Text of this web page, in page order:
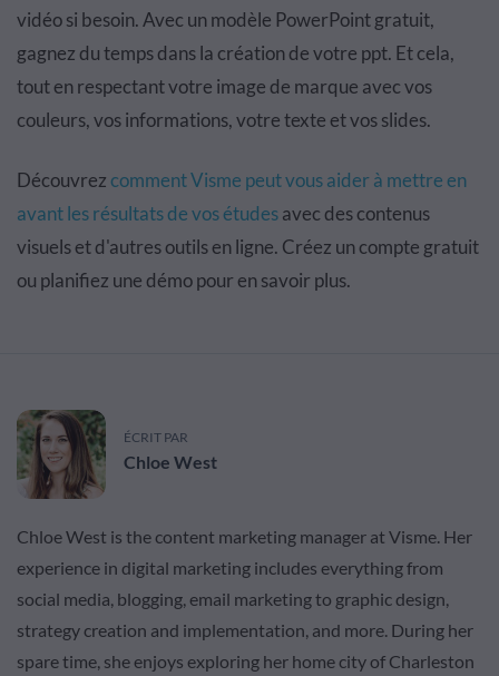
vidéo si besoin. Avec un modèle PowerPoint gratuit,
gagnez du temps dans la création de votre ppt. Et cela,
tout en respectant votre image de marque avec vos
couleurs, vos informations, votre texte et vos slides.
Découvrezcomment Visme peut vous aider à mettre en
avant les résultats de vos étudesavec des contenus
visuels et d'autres outils en ligne. Créez un compte gratuit
ou planifiez une démo pour en savoir plus.
ÉCRIT PAR
Chloe West
Chloe West is the content marketing manager at Visme. Her
experience in digital marketing includes everything from
social media, blogging, email marketing to graphic design,
strategy creation and implementation, and more. During her
spare time, she enjoys exploring her home city of Charleston